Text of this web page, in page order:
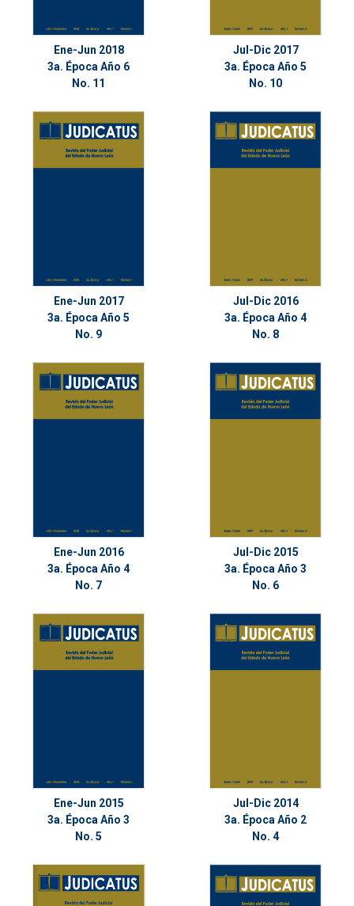
Ene-Jun 2018
3a. Época Año 6
No. 11
Jul-Dic 2017
3a. Época Año 5
No. 10
Ene-Jun 2017
3a. Época Año 5
No. 9
Jul-Dic 2016
3a. Época Año 4
No. 8
Ene-Jun 2016
3a. Época Año 4
No. 7
Jul-Dic 2015
3a. Época Año 3
No. 6
Ene-Jun 2015
3a. Época Año 3
No. 5
Jul-Dic 2014
3a. Época Año 2
No. 4